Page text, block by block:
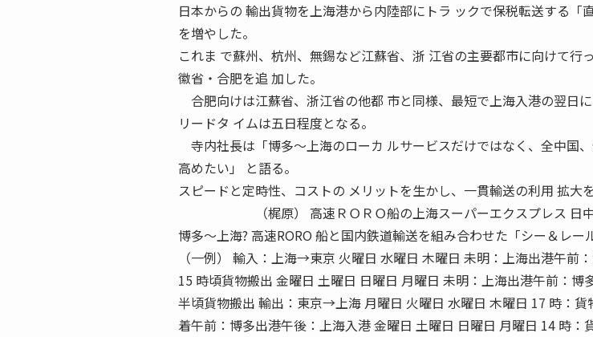
日本からの 輸出貨物を上海港から内陸部にトラ ックで保税転送する「
を増やした。
これま で蘇州、杭州、無錫など江蘇省、浙 江省の主要都市に向けて行
徽省・合肥を追 加した。
合肥向けは江蘇省、浙江省の他都 市と同様、最短で上海入港の翌日
リードタ イムは五日程度となる。
寺内社長は「博多〜上海のローカ ルサービスだけではなく、全中国
高めたい」 と語る。
スピードと定時性、コストの メリットを生かし、一貫輸送の利用 拡大を
（梶原） 高速ＲＯＲＯ船の上海スーパーエクスプレス 日中間
博多〜上海? 高速RORO 船と国内鉄道輸送を組み合わせた「シー＆レー
（一例） 輸入：上海→東京 火曜日 水曜日 木曜日 未明：上海出港午前
15 時頃貨物搬出 金曜日 土曜日 日曜日 月曜日 未明：上海出港午前：博
半頃貨物搬出 輸出：東京→上海 月曜日 火曜日 水曜日 木曜日 17 時：貨
着午前：博多出港午後：上海入港 金曜日 土曜日 日曜日 月曜日 14 時：